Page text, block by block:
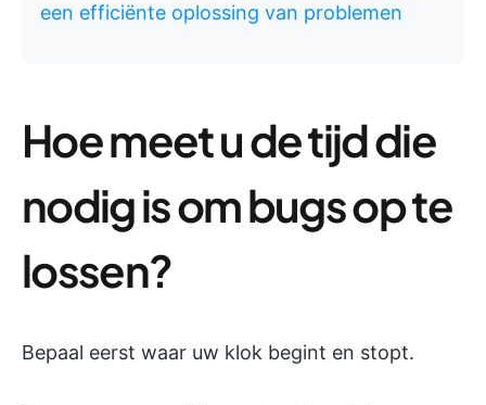
een efficiënte oplossing van problemen
Hoe meet u de tijd die
nodig is om bugs op te
lossen?
Bepaal eerst waar uw klok begint en stopt.